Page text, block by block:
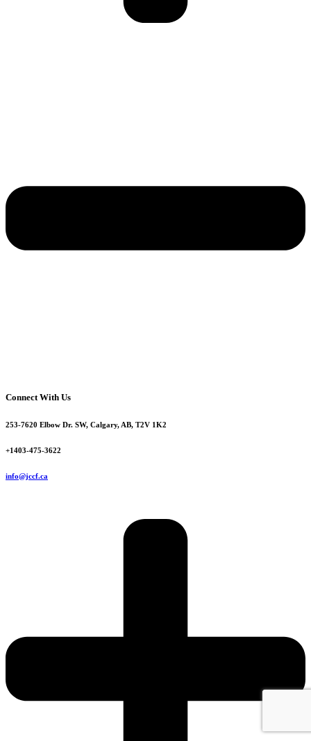
Connect With Us
253-7620 Elbow Dr. SW, Calgary, AB, T2V 1K2
+1403-475-3622
info@jccf.ca